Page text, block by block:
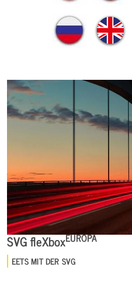
SVG fleXboxEUROPA
EETS MIT DER SVG